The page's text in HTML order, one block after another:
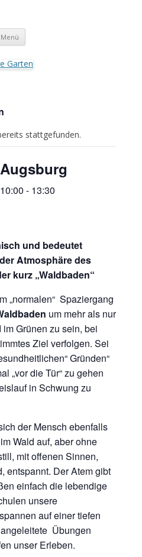
Menü Zum
springen
stattgefunden.
- 13:30
und bedeutet
Atmosphäredes
kurz „Waldbaden“
„normalen“ Spaziergang
um mehr als nur
Grünen zu sein, bei
Ziel verfolgen. Sei
Gründen“
„vor die Tür“ zu gehen
in Schwung zu
der Mensch ebenfalls
Wald auf, aber ohne
mit offenen Sinnen,
entspannt. Der Atem gibt
einfach die lebendige
unsere
auf einer tiefen
Übungen
unser Erleben.